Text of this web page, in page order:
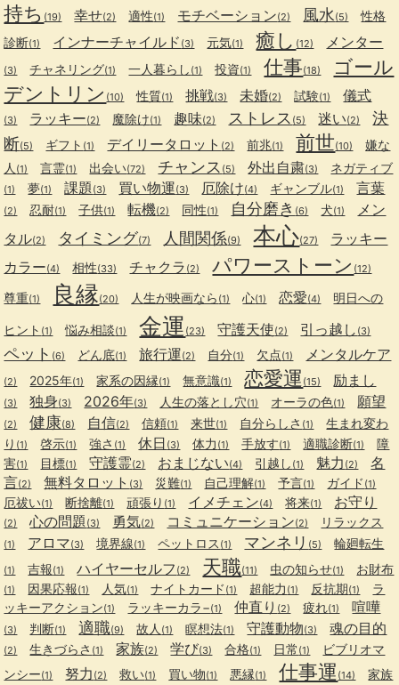
持ち (19) 幸せ(2) 適性(1) モチベーション(2) 風水(5)
性格
診断(1) インナーチャイルド (3) 元気(1) 癒し (12) メンター
(3) チャネリング(1) 一人暮らし (1) 投資(1) 仕事(18)
ゴール
デントリン (10) 性質(1) 挑戦(3) 未婚(2) 試験(1) 儀式
(3) ラッキー(2) 魔除け(1) 趣味(2) ストレス (5) 迷い(2)
決
断(5) ギフト (1) デイリータロット (2) 前兆(1) 前世(10)
嫌な
人 (1) 言霊(1) 出会い(72) チャンス (5) 外出自粛(3) ネガティブ
(1) 夢(1) 課題(3) 買い物運(3) 厄除け(4) ギャンブル(1) 言葉
(2) 忍耐(1) 子供(1) 転機(2) 同性(1) 自分磨き (6) 犬(1)
メン
タル(2) タイミング(7) 人間関係(9) 本心(27)
ラッキー
カラー(4) 相性(33) チャクラ (2) パワーストーン (12)
尊重(1) 良縁(20) 人生が映画なら (1) 心(1) 恋愛(4) 明日への
ヒント (1) 悩み相談(1) 金運 (23) 守護天使(2) 引っ越し (3)
ペット (6) どん底(1) 旅行運(2) 自分(1) 欠点(1) メンタルケア
(2) 2025年(1) 家系の因縁(1) 無意識(1) 恋愛運 (15) 励まし
(3) 独身(3) 2026年(3) 人生の落とし穴(1) オーラの色(1) 願望
(2) 健康(8) 自信(2) 信頼(1) 来世(1) 自分らしさ (1)
生まれ変わ
り (1) 啓示(1) 強さ (1) 休日 (3) 体力 (1) 手放す(1) 適職診断(1)
障
害(1) 目標(1) 守護霊(2) おまじない(4) 引越し (1) 魅力 (2)
名
言(2) 無料タロット (3) 災難(1) 自己理解(1) 予言(1) ガイド (1)
厄祓い(1) 断捨離(1) 頑張り (1) イメチェン(4) 将来(1) お守り
(2) 心の問題(3) 勇気(2) コミュニケーション(2) リラックス
(1) アロマ(3) 境界線(1) ペットロス (1) マンネリ (5) 輪廻転生
(1) 吉報(1) ハイヤーセルフ (2) 天職(11) 虫の知らせ(1) お財布
(1) 因果応報(1) 人気(1) ナイトカード (1) 超能力 (1) 反抗期(1)
ラ
ッキーアクション(1) ラッキーカラ−(1) 仲直り (2) 疲れ(1) 喧嘩
(3) 判断(1) 適職(9) 故人 (1) 瞑想法(1) 守護動物(3) 魂の目的
(2) 生きづらさ (1) 家族(2) 学び(3) 合格(1) 日常 (1)
ビブリオマ
ンシー(1) 努力 (2) 救い(1) 買い物(1) 悪縁(1) 仕事運 (14)
家族